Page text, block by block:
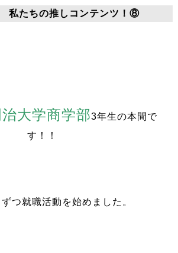
私たちの推しコンテンツ！⑧
大学商学部3年生の本間で
す！！
つ就職活動を始めました。